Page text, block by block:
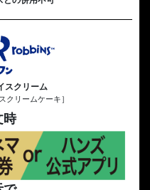
スクリーム
クリームケーキ］
時